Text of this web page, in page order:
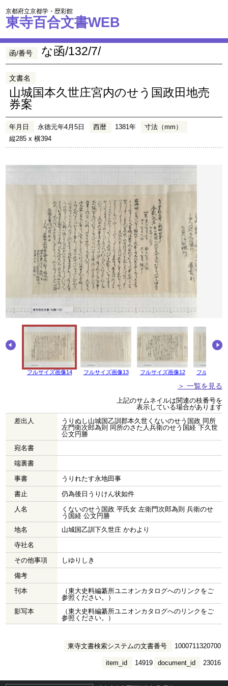
京都府立京都学・歴彩館
東寺百合文書WEB
函/番号 な函/132/7/
文書名
山城国本久世庄宮内のせう国政田地売
券案
年月日 永徳元年4月5日 西暦 1381年
寸法（mm）
縦285 x 横394
フルサイズ画像14 フルサイズ画像13 フルサイズ画像12 フルサイズ
＞ 一覧を見る
上記のサムネイルは関連の枝番号を
表示している場合があります
差出人
うりぬし山城国乙訓郡本久世くないのせう国政 同所
左門衛次郎為則 同所のさた人兵衛のせう国経 下久世
公文円勝
宛名書
端裏書
事書
うりれたす永地田事
書止
仍為後日うりけん状如件
人名
くないのせう国政 平氏女 左衛門次郎為則 兵衛のせ
う国経 公文円勝
地名
山城国乙訓下久世庄 かわより
寺社名
その他事項
しゆりしき
備考
刊本
（東大史料編纂所ユニオンカタログへのリンクをご
参照ください。）
影写本
（東大史料編纂所ユニオンカタログへのリンクをご
参照ください。）
東寺文書検索システムの文書番号 1000711320700
document_id 23016
item_id 14919